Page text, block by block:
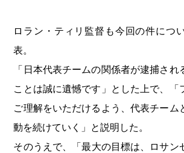
ロラン・ティリ監督も今回の件につ
表。
「日本代表チームの関係者が逮捕され
ことは誠に遺憾です」とした上で、「
ご理解をいただけるよう、代表チーム
動を続けていく」と説明した。
そのうえで、「最大の目標は、ロサン